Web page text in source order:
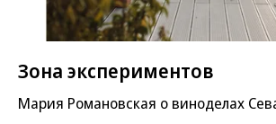
Зона экспериментов
Мария Романовская о виноделах